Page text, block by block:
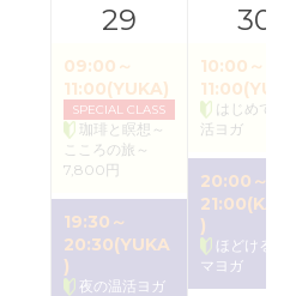
29
09:00～
11:00(YUKA)
SPECIAL CLASS
珈琲と瞑想～
こころの旅～
7,800円
19:30～
20:30(YUKA
)
夜の温活ヨガ
30
10:00～
はじめて
活ヨガ
20:00～
)
ほどける
マヨガ